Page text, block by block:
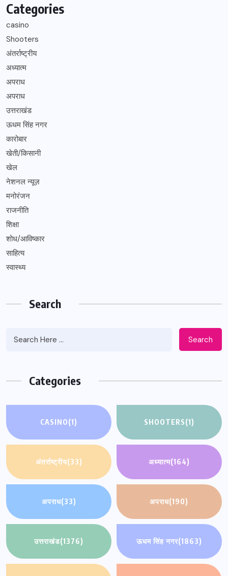
Categories
casino
Shooters
अंतर्राष्ट्रीय
अध्यात्म
अपराध
अपराध
उत्तराखंड
ऊधम सिंह नगर
कारोबार
खेती/किसानी
खेल
नेशनल न्यूज़
मनोरंजन
राजनीति
शिक्षा
शोध/आविष्कार
साहित्य
स्वास्थ्य
Search
Search
Categories
CASINO(1) SHOOTERS(1)
अंतर्राष्ट्रीय(33) अध्यात्म(164)
अपराध(33) अपराध(190)
उत्तराखंड(1376) ऊधम सिंह नगर(1863)